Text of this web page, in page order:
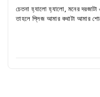
চেতনা হ্যালো হ্যালো, মনের
তাহলে প্লিজ আমার কথাটা আমার